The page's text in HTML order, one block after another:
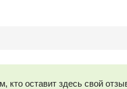
кто оставит здесь свой